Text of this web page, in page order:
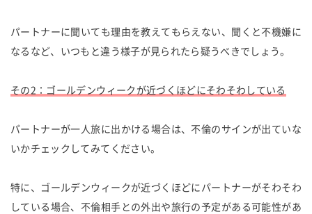
パートナーに聞いても理由を教えてもらえない、聞くと不機嫌に
なるなど、いつもと違う様子が見られたら疑うべきでしょう。
その2：ゴールデンウィークが近づくほどにそわそわしている
パートナーが一人旅に出かける場合は、不倫のサインが出ていな
いかチェックしてみてください。
特に、ゴールデンウィークが近づくほどにパートナーがそわそわ
している場合、不倫相手との外出や旅行の予定がある可能性があ